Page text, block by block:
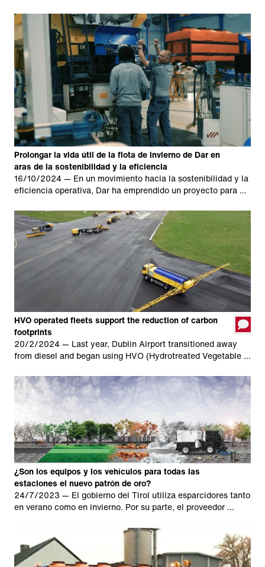
Prolongar la vida útil de la flota de invierno de Dar en
aras de la sostenibilidad y la eficiencia
16/10/2024— En un movimiento hacia la sostenibilidad y la
eficiencia operativa, Dar ha emprendido un proyecto para …
HVO operated fleets support the reduction of carbon
footprints
20/2/2024— Last year, Dublin Airport transitioned away
from diesel and began using HVO (Hydrotreated Vegetable …
¿Son los equipos y los vehículos para todas las
estaciones el nuevo patrón de oro?
24/7/2023— El gobierno del Tirol utiliza esparcidores tanto
en verano como en invierno. Por su parte, el proveedor …